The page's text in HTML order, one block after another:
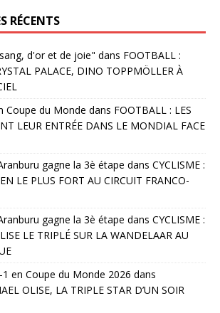
RÉCENTS
d'or et de joie" dans FOOTBALL :
PALACE, DINO TOPPMÖLLER À
Coupe du Monde dans FOOTBALL : LES
LEUR ENTRÉE DANS LE MONDIAL FACE
gagne la 3è étape dans CYCLISME :
LE PLUS FORT AU CIRCUIT FRANCO-
gagne la 3è étape dans CYCLISME :
LE TRIPLÉ SUR LA WANDELAAR AU
1 en Coupe du Monde 2026 dans
OLISE, LA TRIPLE STAR D’UN SOIR